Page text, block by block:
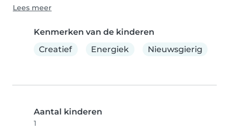
Lees meer
Kenmerken van de kinderen
Creatief
Energiek Nieuwsgierig
Aantal kinderen
1